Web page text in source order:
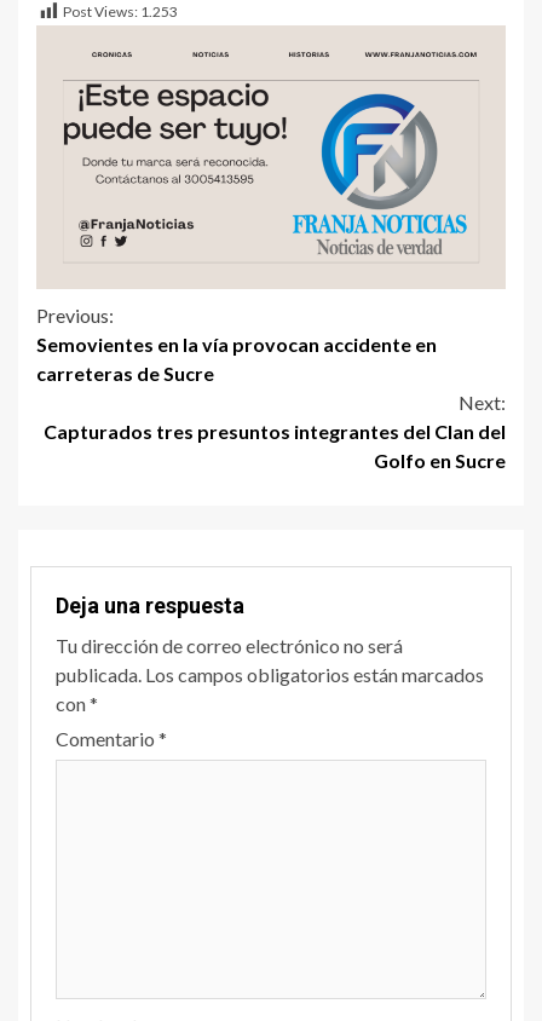
Post Views: 1.253
Previous:
Semovientes en la vía provocan accidente en
carreteras de Sucre
Next:
Capturados tres presuntos integrantes del Clan del
Golfo en Sucre
Deja una respuesta
Tu dirección de correo electrónico no será
publicada. Los campos obligatorios están marcados
con*
Comentario *